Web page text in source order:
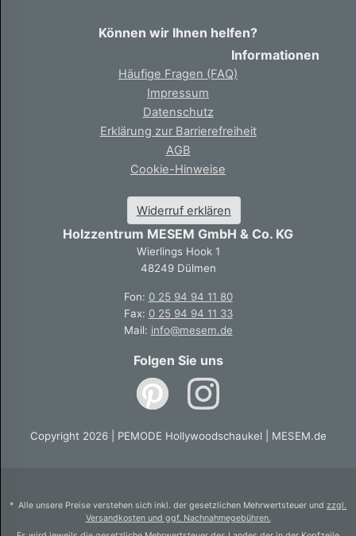
Können wir Ihnen helfen?
Informationen
Häufige Fragen (FAQ)
Impressum
Datenschutz
Erklärung zur Barrierefreiheit
AGB
Cookie-Hinweise
Widerruf erklären
Holzzentrum MESEM GmbH & Co. KG
Wierlings Hook 1
48249 Dülmen
Fon: 0 25 94 94 11 80
Fax: 0 25 94 94 11 33
Mail: info@mesem.de
Folgen Sie uns
Copyright 2026 | PEMODE Hollywoodschaukel | MESEM.de
* Alle unsere Preise verstehen sich inkl. der gesetzlichen Mehrwertsteuer und zzgl.
Versandkosten und ggf. Nachnahmegebühren.